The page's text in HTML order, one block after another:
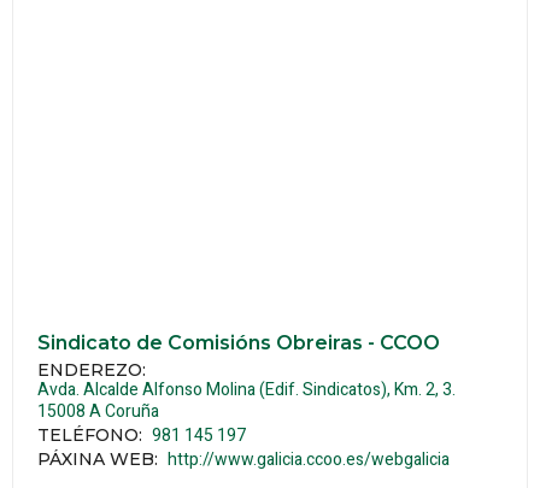
Sindicato de Comisións Obreiras - CCOO
ENDEREZO:
Avda. Alcalde Alfonso Molina (Edif. Sindicatos), Km. 2, 3.
15008A Coruña
TELÉFONO: 981 145 197
PÁXINA WEB: http://www.galicia.ccoo.es/webgalicia